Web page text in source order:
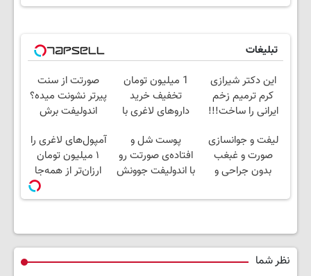
تبلیغات
این دکتر شیرازی
کرم ترمیم زخم
ایرانی را ساخت!!!
1 میلیون تومان
تخفیف خرید
داروهای لاغری با
پک یخ!
صورتت از سنت
پیرتر نشونت میده؟
اندولیفت برش
لیفت و جوانسازی
صورت و غبغب
بدون جراحی و
پوست شل و
افتاده‌ی صورتت رو
با اندولیفت جوونش
آمپول‌های لاغری را
۱ میلیون تومان
ارزان‌تر از همه‌جا
نظر شما